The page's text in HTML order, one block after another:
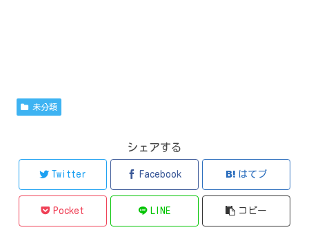
未分類
シェアする
Twitter Facebook はてブ
Pocket LINE コピー